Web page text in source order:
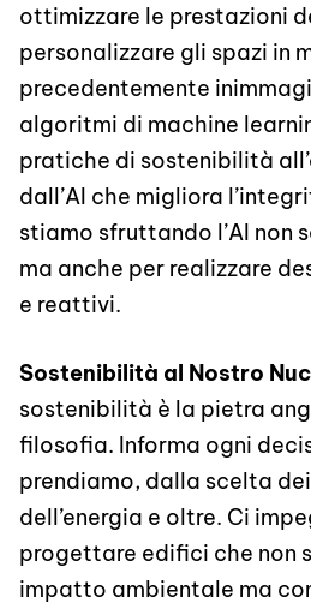
ottimizzare le prestazioni
personalizzare gli spazi in
precedentemente
algoritmi di machine
pratiche di sostenibilità
dall’AI che migliora
stiamo sfruttando l’AI non
ma anche per realizzare
e reattivi.
Sostenibilità al Nostro
sostenibilità è la pietra
filosofia. Informa ogni
prendiamo, dalla scelta
dell’energia e oltre. Ci
progettare edifici che non
impatto ambientale ma